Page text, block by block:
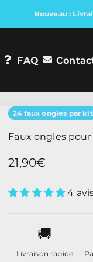
Nouveau :
FAQ
24 faux ongles par kit
Faux ongles
Prix de vente
21,90€
4
🚚
Livraison rapide